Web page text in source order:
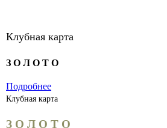
Клубная карта
З О Л О Т О
Подробнее
Клубная карта
З О Л О Т О